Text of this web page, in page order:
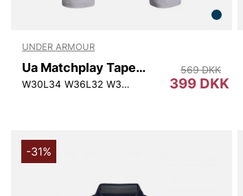
UNDER ARMOUR
Ua Matchplay Tapered Pant
W30L34 W36L32 W38L32 399 DKK
569 DKK
-31%